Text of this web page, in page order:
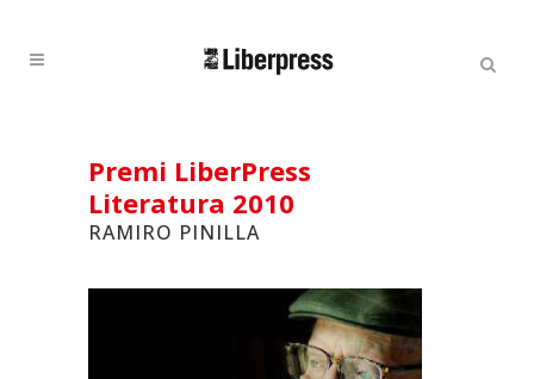
Cercar
Premi LiberPress
Literatura 2010
RAMIRO PINILLA